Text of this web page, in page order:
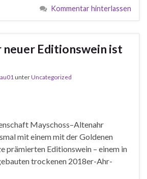
Kommentar hinterlassen
neuer Editionswein ist
unterUncategorized
Mayschoss–Altenahr
mit einem mit der Goldenen
prämierten Editionswein – einem in
trockenen 2018er-Ahr-